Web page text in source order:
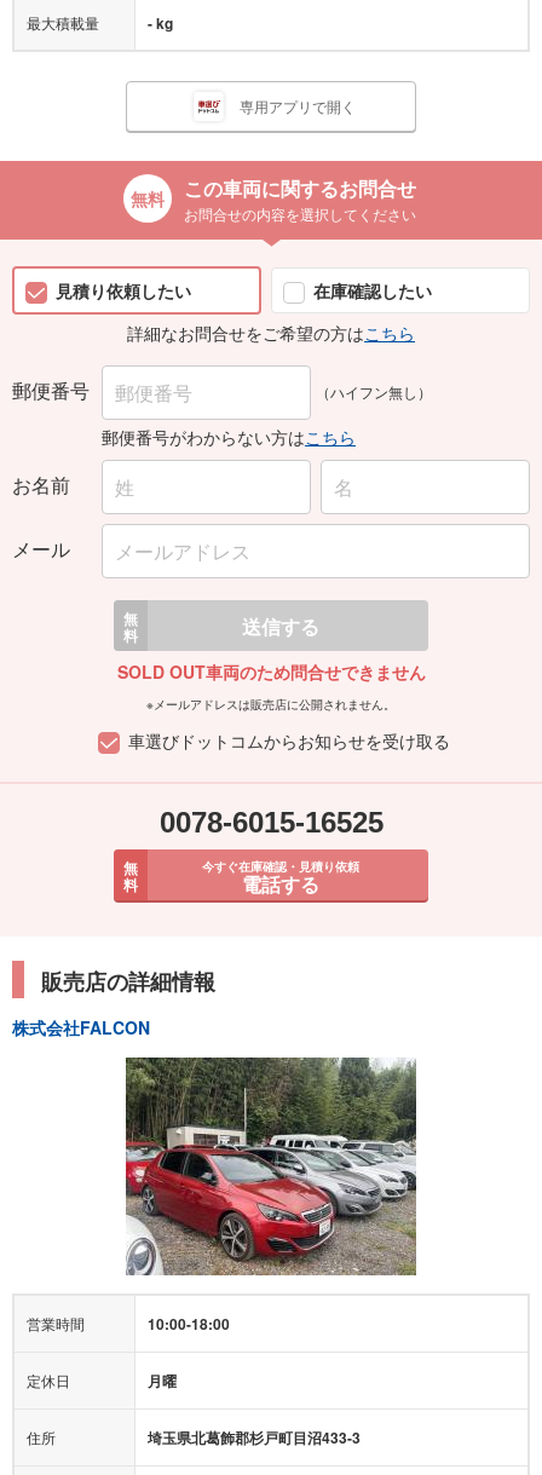
最大積載量 - kg
専用アプリで開く
この車両に関するお問合せ
お問合せの内容を選択してください
見積り依頼したい
在庫確認したい
詳細なお問合せをご希望の方はこちら
郵便番号 （ハイフン無し）
郵便番号がわからない方はこちら
お名前
メール
無
料 送信する
SOLD OUT車両のため問合せできません
※メールアドレスは販売店に公開されません。
車選びドットコムからお知らせを受け取る
0078-6015-16525
無
料
今すぐ在庫確認・見積り依頼
電話する
販売店の詳細情報
株式会社FALCON
営業時間 10:00-18:00
定休日 月曜
住所 埼玉県北葛飾郡杉戸町目沼433-3